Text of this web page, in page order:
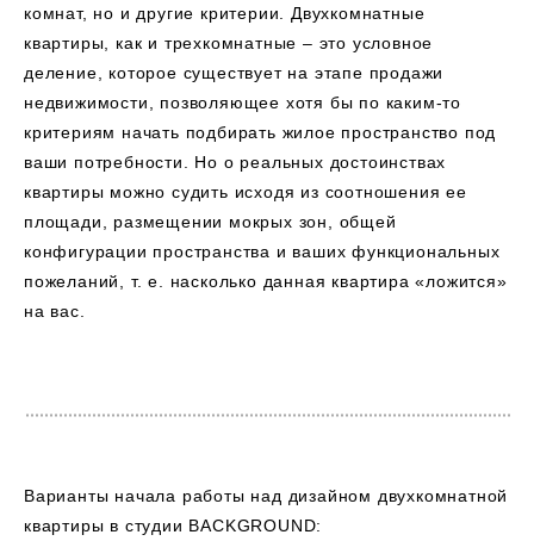
комнат, но и другие критерии. Двухкомнатные
квартиры, как и трехкомнатные – это условное
деление, которое существует на этапе продажи
недвижимости, позволяющее хотя бы по каким-то
критериям начать подбирать жилое пространство под
ваши потребности. Но о реальных достоинствах
квартиры можно судить исходя из соотношения ее
площади, размещении мокрых зон, общей
конфигурации пространства и ваших функциональных
пожеланий, т. е. насколько данная квартира «ложится»
на вас.
Варианты начала работы над дизайном двухкомнатной
квартиры в студии BACKGROUND: